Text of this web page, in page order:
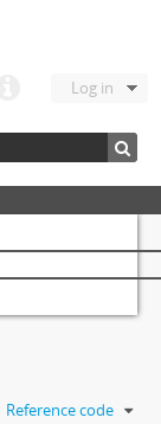
Log in
Reference code